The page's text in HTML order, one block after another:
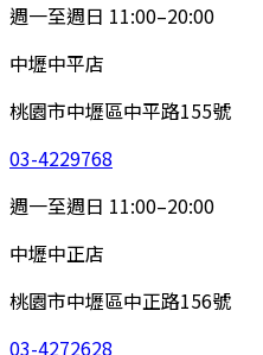
週一至週日 11:00–20:00
中壢中平店
桃園市中壢區中平路155號
03-4229768
週一至週日 11:00–20:00
中壢中正店
桃園市中壢區中正路156號
03-4272628